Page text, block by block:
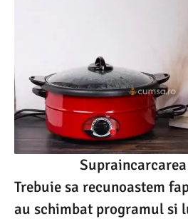
Trebuie sa recunoastem
au schimbat programul si